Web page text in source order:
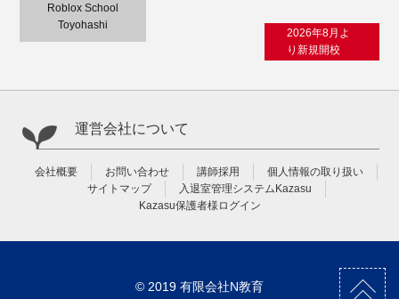
Roblox School
Toyohashi
2026年8月よ
り新規開校
運営会社について
会社概要 お問い合わせ 講師採用
個人情報の取り扱い
サイトマップ
入退室管理システムKazasu
Kazasu保護者様ログイン
© 2019 有限会社N教育